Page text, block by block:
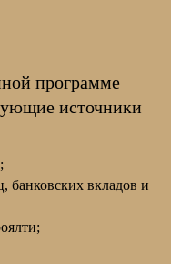
программе
источники
банковских вкладов и